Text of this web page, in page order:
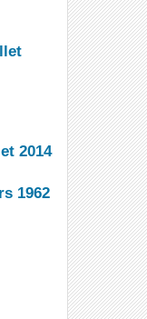
2014
1962